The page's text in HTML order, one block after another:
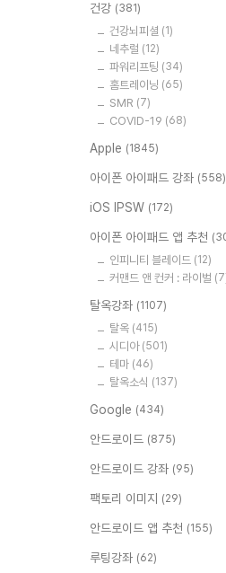
건강 (381)
건강뇌피셜 (1)
네추럴 (12)
파워리프팅 (34)
홈트레이닝 (65)
SMR (7)
COVID-19 (68)
Apple (1845)
아이폰 아이패드 강좌 (558)
iOS IPSW (172)
아이폰 아이패드 앱 추천
인피니티 블레이드 (12)
커맨드 앤 컨커 : 라이벌
탈옥강좌 (1107)
탈옥 (415)
시디아 (501)
테마 (46)
탈옥소식 (137)
Google (434)
안드로이드 (875)
안드로이드 강좌 (95)
팩토리 이미지 (29)
안드로이드 앱 추천 (155)
루팅강좌 (62)